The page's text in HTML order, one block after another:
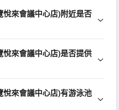
來會議中心店)附近是否
來會議中心店)是否提供
來會議中心店)有游泳池